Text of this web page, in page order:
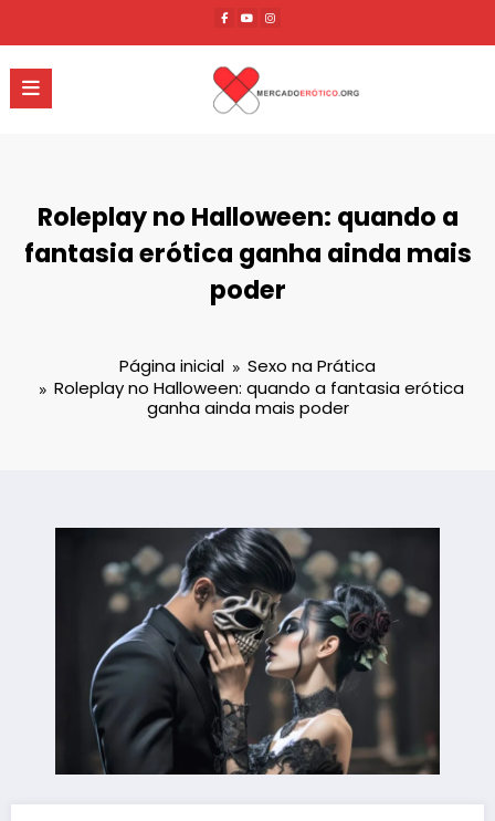
o
conteúdo
Roleplay no Halloween: quando a
fantasia erótica ganha ainda mais
poder
Página inicial
Sexo na Prática
Roleplay no Halloween: quando a fantasia erótica
ganha ainda mais poder